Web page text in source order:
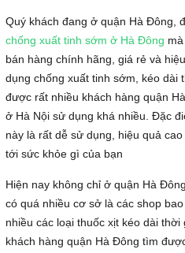
Quý khách đang ở quận Hà Đông,
chống xuất tinh sớm ở Hà Đông
bán hàng chính hãng, giá rẻ và
dụng chống xuất tinh sớm, kéo dài
được rất nhiều khách hàng quận
ở Hà Nội sử dụng khá nhiều. Đặc
này là rất dễ sử dụng, hiệu quả
tới sức khỏe gì của bạn
Hiện nay không chỉ ở quận Hà
có quá nhiều cơ sở là các shop
nhiều các loại thuốc xịt kéo dài
khách hàng quận Hà Đông tìm